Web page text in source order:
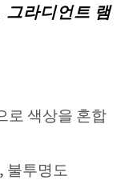
그라디언트 램
로 색상을 혼합
불투명도